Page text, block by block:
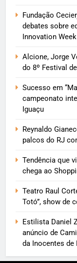
Fundação
debates sobre
Innovation
Alcione, Jorge
do 8º Festival
Sucesso em
campeonato
Iguaçu
Reynaldo
palcos do RJ
Tendência que
chega ao
Teatro Raul
Totó”, show de
Estilista Daniel
anúncio de
da Inocentes de